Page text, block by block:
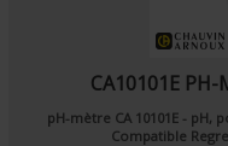
CA10101E PH-
pH-mètre CA 10101E -
Compatible